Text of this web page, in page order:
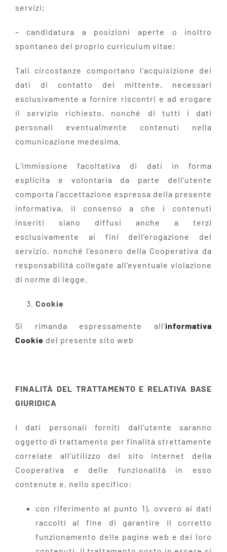
servizi;
– candidatura a posizioni aperte o inoltro
spontaneo del proprio curriculum vitae;
Tali circostanze comportano l’acquisizione dei
dati di contatto del mittente, necessari
esclusivamente a fornire riscontri e ad erogare
il servizio richiesto, nonché di tutti i dati
personali eventualmente contenuti nella
comunicazione medesima.
L’immissione facoltativa di dati in forma
esplicita e volontaria da parte dell’utente
comporta l’accettazione espressa della presente
informativa, il consenso a che i contenuti
inseriti siano diffusi anche a terzi
esclusivamente ai fini dell’erogazione del
servizio, nonché l’esonero della Cooperativa da
responsabilità collegate all’eventuale violazione
di norme di legge.
Cookie
Si rimanda espressamente all’informativa
Cookie del presente sito web
FINALITÀ DEL TRATTAMENTO E RELATIVA BASE
GIURIDICA
I dati personali forniti dall’utente saranno
oggetto di trattamento per finalità strettamente
correlate all’utilizzo del sito internet della
Cooperativa e delle funzionalità in esso
contenute e, nello specifico:
con riferimento al punto 1), ovvero ai dati
raccolti al fine di garantire il corretto
funzionamento delle pagine web e dei loro